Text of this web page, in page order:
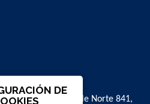
Avenida Valle Norte 841,
DE